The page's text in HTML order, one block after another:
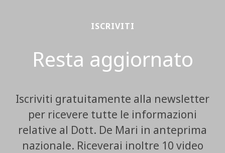
ISCRIVITI
Resta aggiornato
Iscriviti gratuitamente alla newsletter
per ricevere tutte le informazioni
relative al Dott. De Mari in anteprima
nazionale. Riceverai inoltre 10 video